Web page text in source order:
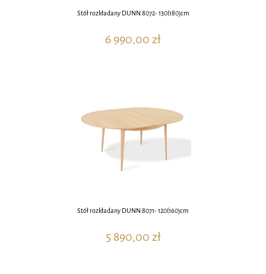
Stół rozkładany DUNN 8072- 130(180)cm
6 990,00 zł
Stół rozkładany DUNN 8071- 120(160)cm
5 890,00 zł